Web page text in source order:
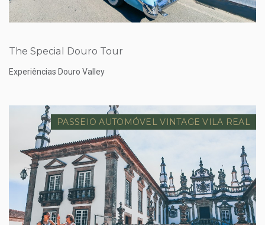
The Special Douro Tour
Experiências Douro Valley
PASSEIO AUTOMÓVEL VINTAGE VILA REAL